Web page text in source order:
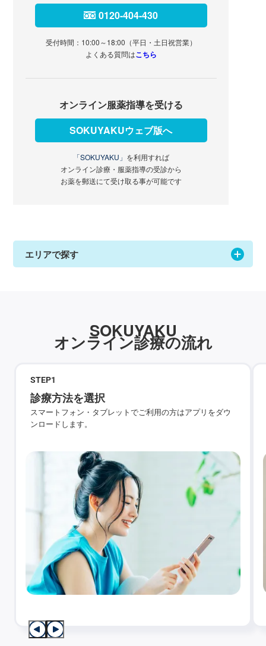
0120-404-430
受付時間：10:00～18:00（平日・土日祝営業）
よくある質問はこちら
オンライン服薬指導を受ける
SOKUYAKUウェブ版へ
「SOKUYAKU」 を利用すれば
オンライン診療・服薬指導の受診から
お薬を郵送にて受け取る事が可能です
エリアで探す
SOKUYAKU
オンライン診療の流れ
STEP1
診療方法を選択
スマートフォン・タブレットでご利用の方はアプリをダウ
ンロードします。